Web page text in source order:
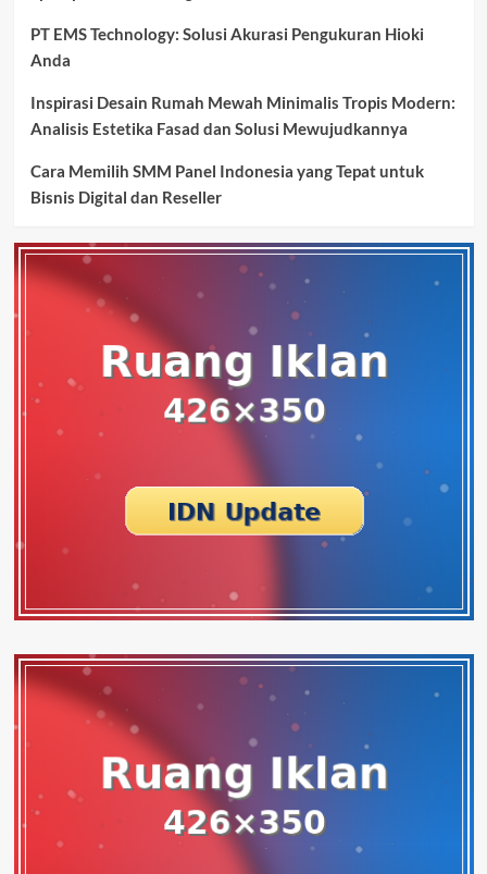
PT EMS Technology: Solusi Akurasi Pengukuran Hioki
Anda
Inspirasi Desain Rumah Mewah Minimalis Tropis Modern:
Analisis Estetika Fasad dan Solusi Mewujudkannya
Cara Memilih SMM Panel Indonesia yang Tepat untuk
Bisnis Digital dan Reseller